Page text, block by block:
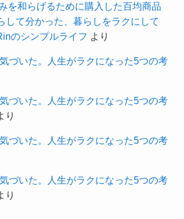
を和らげるために購入した百均商品
して分かった、暮らしをラクにして
のシンプルライフ より
づいた。人生がラクになった5つの考
づいた。人生がラクになった5つの考
り
づいた。人生がラクになった5つの考
づいた。人生がラクになった5つの考
り